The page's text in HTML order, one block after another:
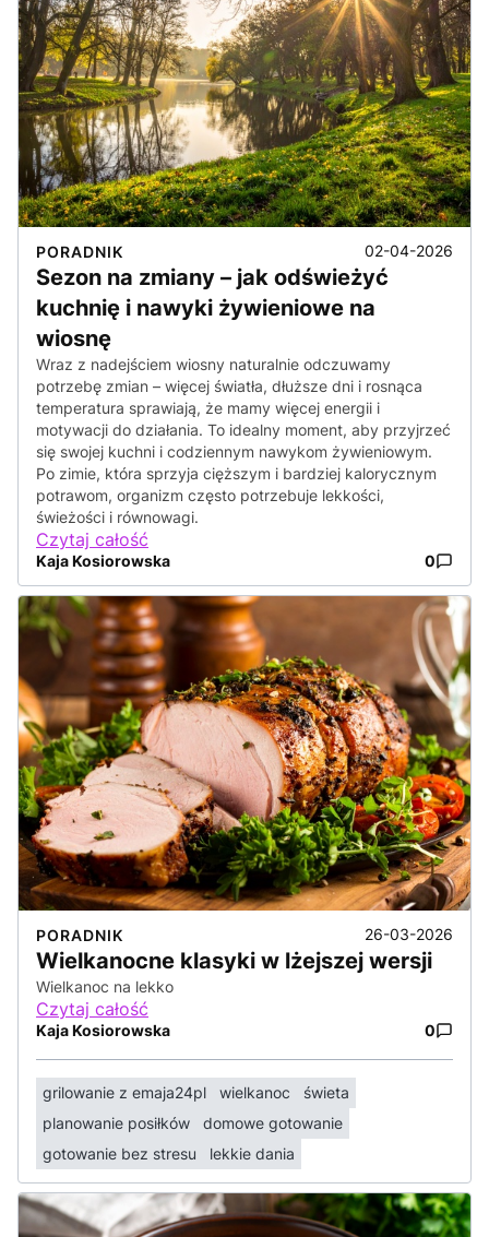
PORADNIK 02-04-2026
Sezon na zmiany – jak odświeżyć
kuchnię i nawyki żywieniowe na
wiosnę
Wraz z nadejściem wiosny naturalnie odczuwamy
potrzebę zmian – więcej światła, dłuższe dni i rosnąca
temperatura sprawiają, że mamy więcej energii i
motywacji do działania. To idealny moment, aby przyjrzeć
się swojej kuchni i codziennym nawykom żywieniowym.
Po zimie, która sprzyja cięższym i bardziej kalorycznym
potrawom, organizm często potrzebuje lekkości,
świeżości i równowagi.
Czytaj całość
Kaja Kosiorowska 0
PORADNIK 26-03-2026
Wielkanocne klasyki w lżejszej wersji
Wielkanoc na lekko
Czytaj całość
Kaja Kosiorowska 0
grilowanie z emaja24pl wielkanoc
świeta
planowanie posiłków
domowe gotowanie
gotowanie bez stresu
lekkie dania